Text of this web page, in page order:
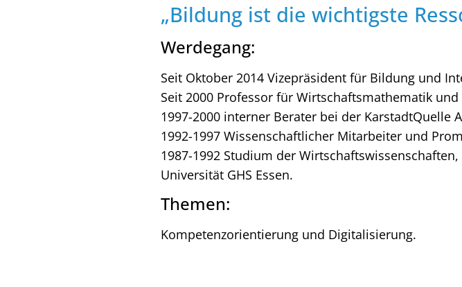
„Bildung ist die wichtigste
Werdegang:
Seit Oktober 2014 Vizepräsident für Bildung und
Seit 2000 Professor für Wirtschaftsmathematik
1997-2000 interner Berater bei der KarstadtQuelle
1992-1997 Wissenschaftlicher Mitarbeiter und
1987-1992 Studium der
Universität GHS Essen.
Themen:
Kompetenzorientierung und Digitalisierung.